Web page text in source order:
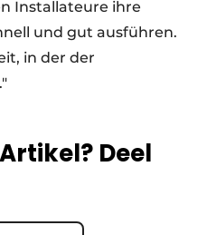
Installateure ihre
und gut ausführen.
in der der
Deel